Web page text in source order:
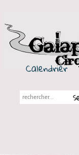
Galapiat
Calendrier